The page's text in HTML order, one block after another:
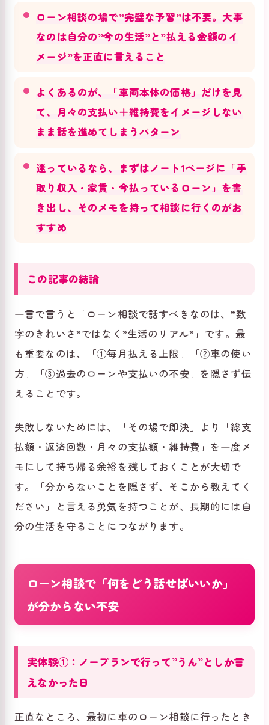
ローン相談の場で”完璧な予習”は不要。大事
なのは自分の”今の生活”と”払える金額のイ
メージ”を正直に言えること
よくあるのが、「車両本体の価格」だけを見
て、月々の支払い＋維持費をイメージしない
まま話を進めてしまうパターン
迷っているなら、まずはノート1ページに「手
取り収入・家賃・今払っているローン」を書
き出し、そのメモを持って相談に行くのがお
すすめ
この記事の結論
一言で言うと「ローン相談で話すべきなのは、”数
字のきれいさ”ではなく”生活のリアル”」です。最
も重要なのは、「①毎月払える上限」「②車の使い
方」「③過去のローンや支払いの不安」を隠さず伝
えることです。
失敗しないためには、「その場で即決」より「総支
払額・返済回数・月々の支払額・維持費」を一度メ
モにして持ち帰る余裕を残しておくことが大切で
す。「分からないことを隠さず、そこから教えてく
ださい」と言える勇気を持つことが、長期的には自
分の生活を守ることにつながります。
ローン相談で「何をどう話せばいいか」
が分からない不安
実体験①：ノープランで行って”うん”としか言
えなかった日
正直なところ、最初に車のローン相談に行ったとき